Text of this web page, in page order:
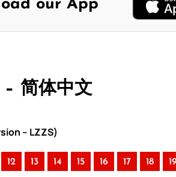
our App
简体中文
– LZZS)
12 13 14 15 16 17 18